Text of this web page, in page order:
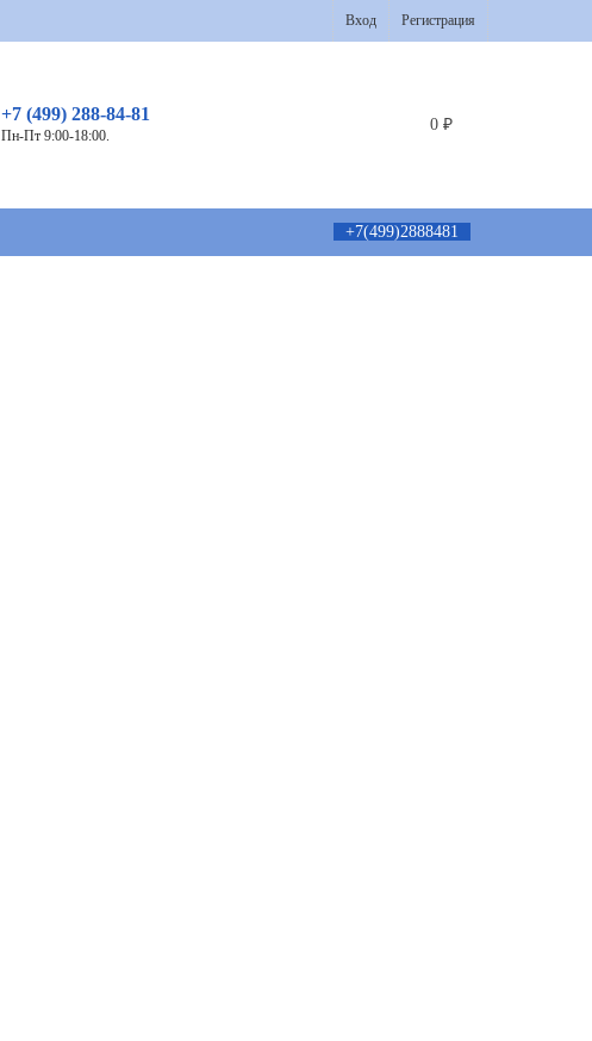
Вход Регистрация
+7 (499) 288-84-81
Пн-Пт 9:00-18:00.
0 ₽
+7(499)2888481